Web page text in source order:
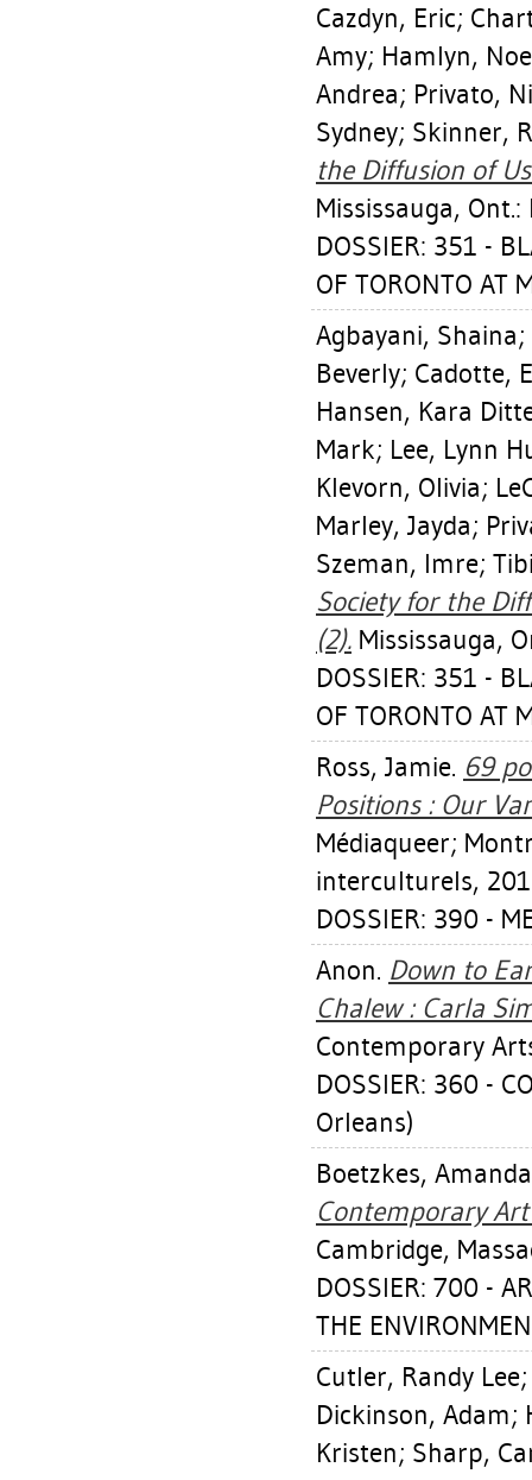
Cazdyn, Eric;
Amy; Hamlyn,
Andrea; Privato,
Sydney; Skinner,
the Diffusion of
Mississauga,
DOSSIER: 351 -
OF TORONTO AT
Agbayani, Shaina;
Beverly; Cadotte,
Hansen, Kara
Mark; Lee, Lynn
Klevorn, Olivia;
Marley, Jayda;
Szeman, Imre;
Society for the
(2). Mississauga,
DOSSIER: 351 -
OF TORONTO AT
Ross, Jamie. 69
Positions : Our
Médiaqueer;
interculturels,
DOSSIER: 390 -
Anon. Down to
Chalew : Carla
Contemporary
DOSSIER: 360 -
Orleans)
Boetzkes, Amanda
Contemporary
Cambridge,
DOSSIER: 700 -
THE
Cutler, Randy Lee
Dickinson, Adam;
Kristen; Sharp,